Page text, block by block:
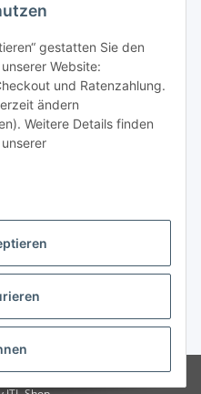
gestatten Sie den
Website:
und Ratenzahlung.
ändern
Weitere Details finden
Versand